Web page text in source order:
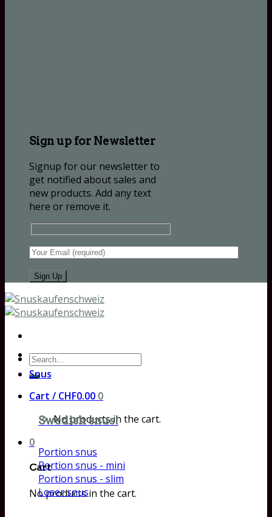
Sign up for Newsletter
Signup for our newsletter to
get notified about sales and
new products. Add any text
here or remove it.
Search
for:
Cart / CHF0.00 0
No products in the cart.
0
Cart
No products in the cart.
Snus
Swedish snus!
Portion snus
Portion snus - mini
Portion snus - slim
Loser snus